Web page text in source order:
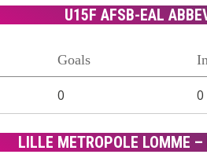
U15F AFSB-EAL
Goals
0 0
LILLE METROPOLE LOMME –